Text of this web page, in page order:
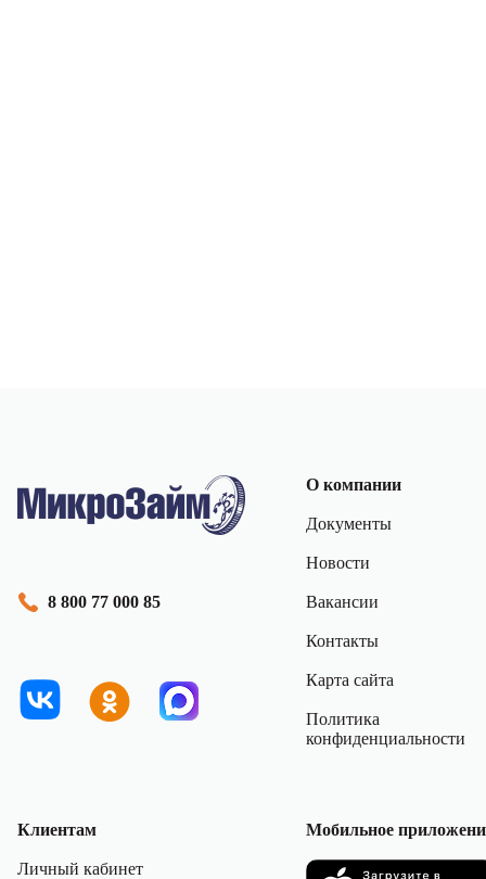
8 800 77 000 85
О компании
Документы
Новости
Вакансии
Контакты
Карта сайта
Политика
конфиденциальности
Клиентам
Личный кабинет
Мобильное